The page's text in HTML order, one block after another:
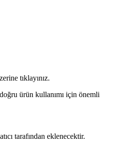
tıklayınız.
ürün kullanımı için önemli
tarafından eklenecektir.